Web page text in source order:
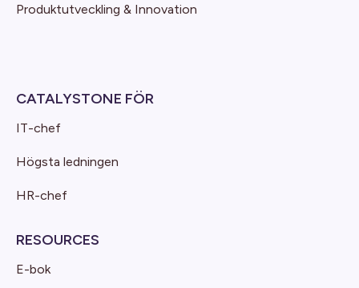
Produktutveckling & Innovation
CATALYSTONE FÖR
IT-chef
Högsta ledningen
HR-chef
RESOURCES
E-bok